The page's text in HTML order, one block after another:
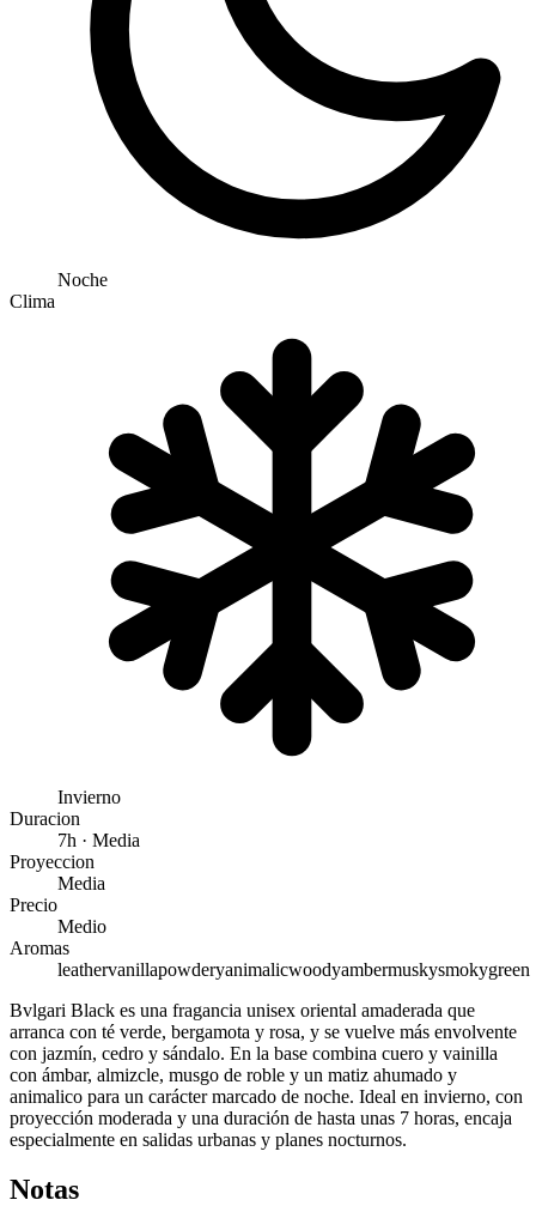
Noche
Clima
Invierno
Duracion
7h · Media
Proyeccion
Media
Precio
Medio
Aromas
leathervanillapowderyanimalicwoodyambermuskysmokygreen
Bvlgari Black es una fragancia unisex oriental amaderada que
arranca con té verde, bergamota y rosa, y se vuelve más envolvente
con jazmín, cedro y sándalo. En la base combina cuero y vainilla
con ámbar, almizcle, musgo de roble y un matiz ahumado y
animalico para un carácter marcado de noche. Ideal en invierno, con
proyección moderada y una duración de hasta unas 7 horas, encaja
especialmente en salidas urbanas y planes nocturnos.
Notas